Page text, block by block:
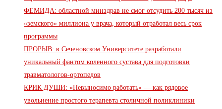
ФЕМИДА: областной минздрав не смог отсудить 200 тысяч из
«земского» миллиона у врача, который отработал весь срок
программы
ПРОРЫВ: в Сеченовском Университете разработали
уникальный фантом коленного сустава для подготовки
травматологов-ортопедов
КРИК ДУШИ: «Невыносимо работать» — как рядовое
увольнение простого терапевта столичной поликлиники